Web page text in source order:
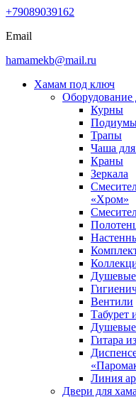
+79089039162
Email
hamamekb@mail.ru
Хамам под ключ
Оборудование
Курны
Трапы
Чаша
Краны
Зеркала
«Хром»
Вентили
Табурет
Душевые
Гитара
Линия
Двери для